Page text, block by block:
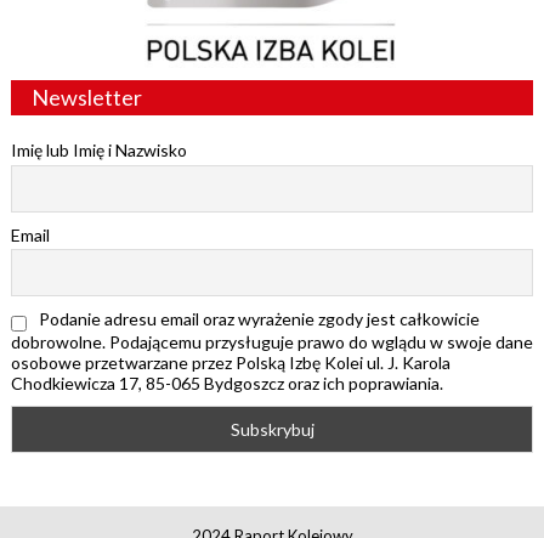
Newsletter
Imię lub Imię i Nazwisko
Email
Podanie adresu email oraz wyrażenie zgody jest całkowicie
dobrowolne. Podającemu przysługuje prawo do wglądu w swoje dane
osobowe przetwarzane przez Polską Izbę Kolei ul. J. Karola
Chodkiewicza 17, 85-065 Bydgoszcz oraz ich poprawiania.